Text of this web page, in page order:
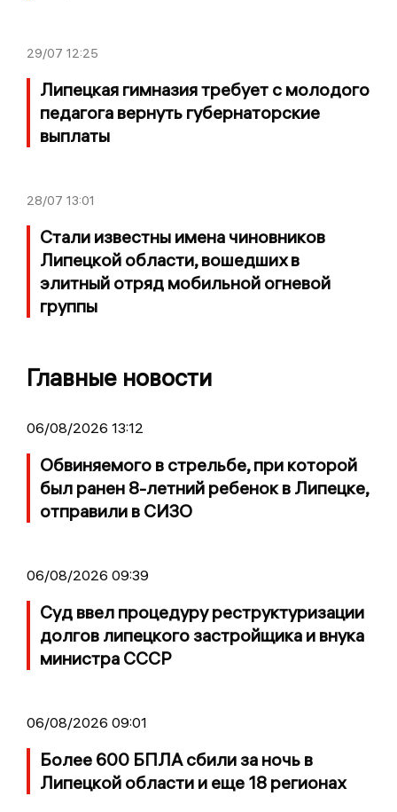
29/07 12:25
Липецкая гимназия требует с молодого
педагога вернуть губернаторские
выплаты
28/07 13:01
Стали известны имена чиновников
Липецкой области, вошедших в
элитный отряд мобильной огневой
группы
Главные новости
06/08/2026 13:12
Обвиняемого в стрельбе, при которой
был ранен 8-летний ребенок в Липецке,
отправили в СИЗО
06/08/2026 09:39
Суд ввел процедуру реструктуризации
долгов липецкого застройщика и внука
министра СССР
06/08/2026 09:01
Более 600 БПЛА сбили за ночь в
Липецкой области и еще 18 регионах